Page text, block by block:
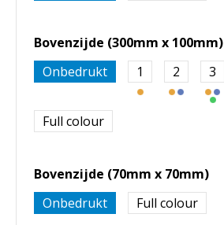
Bovenzijde (300mm x 100mm)
Onbedrukt
1 2 3
Full colour
Bovenzijde (70mm x 70mm)
Onbedrukt
Full colour